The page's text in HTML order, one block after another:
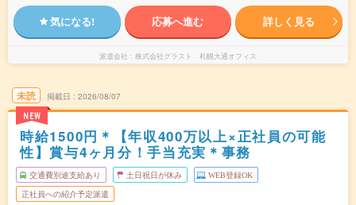
気になる! 応募へ進む 詳しく見る
派遣会社 株式会社グラスト 札幌大通オフィス
未読
NEW
掲載日 2026/08/07
時給1500円＊【年収400万以上×正社員の可能
性】賞与4ヶ月分！手当充実＊事務
交通費別途支給あり 土日祝日が休み WEB登録OK
正社員への紹介予定派遣